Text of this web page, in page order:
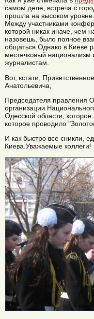
самом деле, встреча с
прошла на высоком
Между участниками
которой никак иначе, чем
назовешь, было полное
общаться.Однако в Киеве
местечковый национализм
журналистам.
Вот, кстати,
Анатольевича,
Председателя правления
организации
Одесской области,
которое проводило
И как быстро все сникли,
Киева.Уважаемые коллеги!